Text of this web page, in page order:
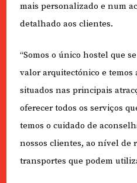
mais personalizado e num
detalhado aos clientes.
“Somos o único hostel que
valor arquitectónico e temos
situados nas principais
oferecer todos os serviços
temos o cuidado de
nossos clientes, ao nível de
transportes que podem